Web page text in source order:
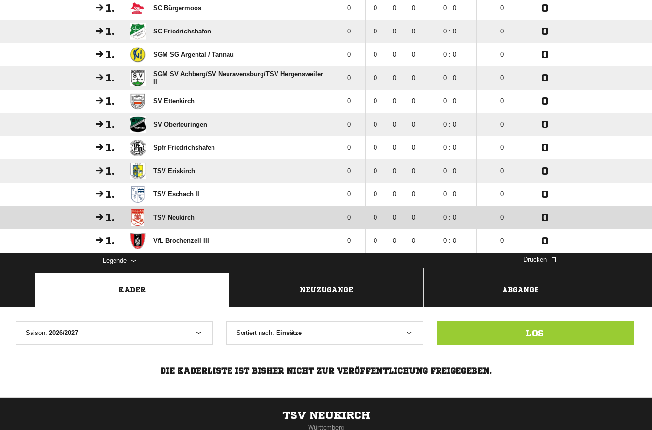
1. SC Bürgermoos 0 0 0 0 0 : 0 0 0
1. SC Friedrichshafen 0 0 0 0 0 : 0 0 0
1. SGM SG Argental /​ Tannau 0 0 0 0 0 : 0 0 0
1.
SGM SV Achberg/​SV Neuravensburg/​TSV Hergensweiler
0 0 0 0 0 : 0 0 0
1. SV Ettenkirch 0 0 0 0 0 : 0 0 0
1. SV Oberteuringen 0 0 0 0 0 : 0 0 0
1. Spfr Friedrichshafen 0 0 0 0 0 : 0 0 0
1. TSV Eriskirch 0 0 0 0 0 : 0 0 0
1. TSV Eschach II 0 0 0 0 0 : 0 0 0
1. TSV Neukirch 0 0 0 0 0 : 0 0 0
1. VfL Brochenzell III 0 0 0 0 0 : 0 0 0
Legende Drucken
KADER NEUZUGÄNGE ABGÄNGE
Saison: 2026/2027 Sortiert nach: Einsätze LOS
DIE KADERLISTE IST BISHER NICHT ZUR VERÖFFENTLICHUNG FREIGEGEBEN.
TSV NEUKIRCH
Württemberg